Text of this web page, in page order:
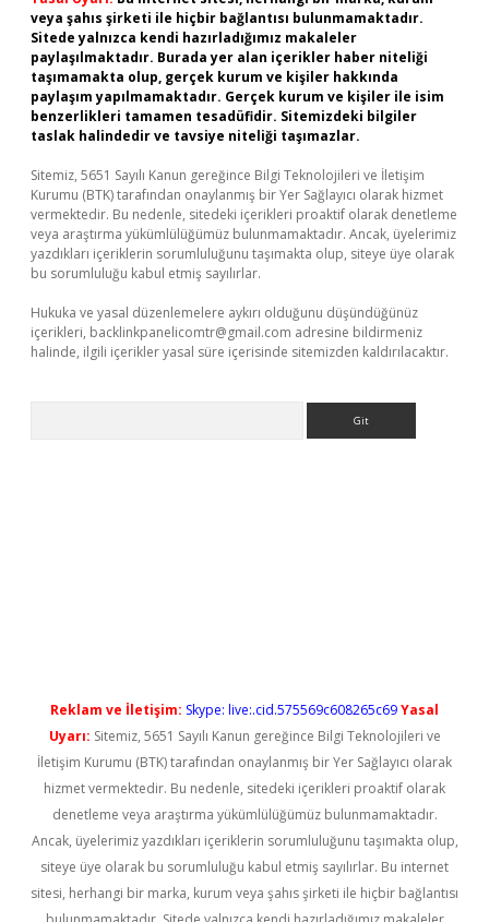
veya şahıs şirketi ile hiçbir bağlantısı bulunmamaktadır.
Sitede yalnızca kendi hazırladığımız makaleler
paylaşılmaktadır. Burada yer alan içerikler haber niteliği
taşımamakta olup, gerçek kurum ve kişiler hakkında
paylaşım yapılmamaktadır. Gerçek kurum ve kişiler ile isim
benzerlikleri tamamen tesadüfidir. Sitemizdeki bilgiler
taslak halindedir ve tavsiye niteliği taşımazlar.
Sitemiz, 5651 Sayılı Kanun gereğince Bilgi Teknolojileri ve İletişim
Kurumu (BTK) tarafından onaylanmış bir Yer Sağlayıcı olarak hizmet
vermektedir. Bu nedenle, sitedeki içerikleri proaktif olarak denetleme
veya araştırma yükümlülüğümüz bulunmamaktadır. Ancak, üyelerimiz
yazdıkları içeriklerin sorumluluğunu taşımakta olup, siteye üye olarak
bu sorumluluğu kabul etmiş sayılırlar.
Hukuka ve yasal düzenlemelere aykırı olduğunu düşündüğünüz
içerikleri, backlinkpanelicomtr@gmail.com adresine bildirmeniz
halinde, ilgili içerikler yasal süre içerisinde sitemizden kaldırılacaktır.
Reklam ve İletişim: Skype: live:.cid.575569c608265c69Yasal
Uyarı: Sitemiz, 5651 Sayılı Kanun gereğince Bilgi Teknolojileri ve
İletişim Kurumu (BTK) tarafından onaylanmış bir Yer Sağlayıcı olarak
hizmet vermektedir. Bu nedenle, sitedeki içerikleri proaktif olarak
denetleme veya araştırma yükümlülüğümüz bulunmamaktadır.
Ancak, üyelerimiz yazdıkları içeriklerin sorumluluğunu taşımakta olup,
siteye üye olarak bu sorumluluğu kabul etmiş sayılırlar. Bu internet
sitesi, herhangi bir marka, kurum veya şahıs şirketi ile hiçbir bağlantısı